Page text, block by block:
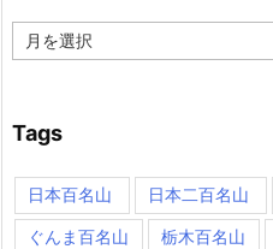
Archives
Tags
日本百名山 日本二百名山
ぐんま百名山 栃木百名山